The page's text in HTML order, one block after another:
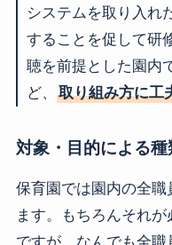
システムを取り入れ
することを促して研
聴を前提とした園内
ど、
取り組み方に工
対象・目的による種
保育園では園内の全職
ます。もちろんそれ